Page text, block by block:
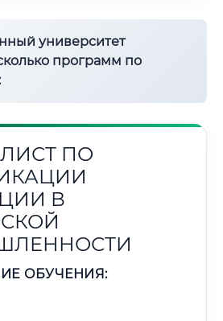
университет
программ по
ПО
В
ОБУЧЕНИЯ: